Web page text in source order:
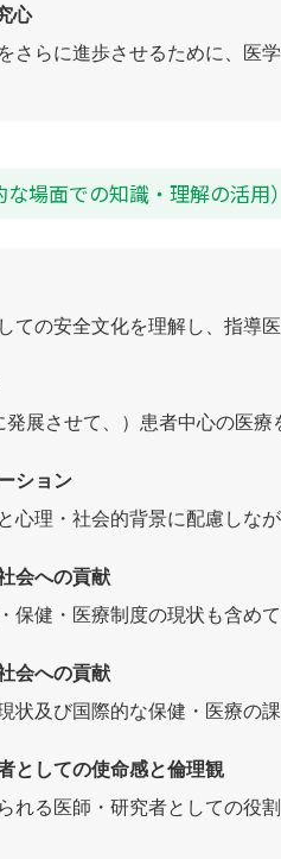
心
さらに進歩させるために、医
場面での知識・理解の活用）
ての安全文化を理解し、指導
発展させて、）患者中心の医
ション
心理・社会的背景に配慮しな
会への貢献
保健・医療制度の現状も含め
会への貢献
状及び国際的な保健・医療の
としての使命感と倫理観
れる医師・研究者としての役